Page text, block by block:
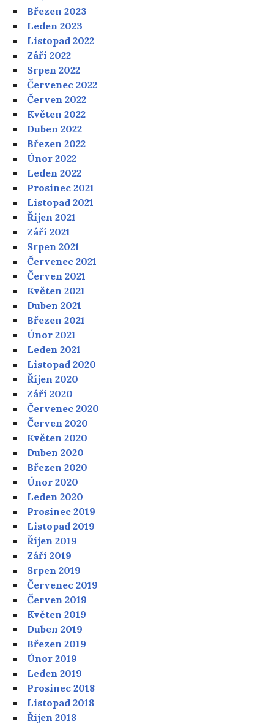
Březen 2023
Leden 2023
Listopad 2022
Září 2022
Srpen 2022
Červenec 2022
Červen 2022
Květen 2022
Duben 2022
Březen 2022
Únor 2022
Leden 2022
Prosinec 2021
Listopad 2021
Říjen 2021
Září 2021
Srpen 2021
Červenec 2021
Červen 2021
Květen 2021
Duben 2021
Březen 2021
Únor 2021
Leden 2021
Listopad 2020
Říjen 2020
Září 2020
Červenec 2020
Červen 2020
Květen 2020
Duben 2020
Březen 2020
Únor 2020
Leden 2020
Prosinec 2019
Listopad 2019
Říjen 2019
Září 2019
Srpen 2019
Červenec 2019
Červen 2019
Květen 2019
Duben 2019
Březen 2019
Únor 2019
Leden 2019
Prosinec 2018
Listopad 2018
Říjen 2018